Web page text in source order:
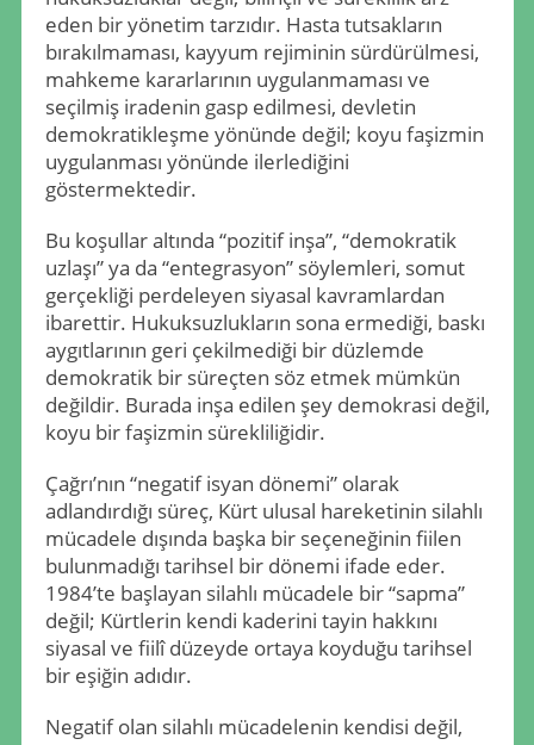
eden bir yönetim tarzıdır. Hasta tutsakların
bırakılmaması, kayyum rejiminin sürdürülmesi,
mahkeme kararlarının uygulanmaması ve
seçilmiş iradenin gasp edilmesi, devletin
demokratikleşme yönünde değil; koyu faşizmin
uygulanması yönünde ilerlediğini
göstermektedir.
Bu koşullar altında “pozitif inşa”, “demokratik
uzlaşı” ya da “entegrasyon” söylemleri, somut
gerçekliği perdeleyen siyasal kavramlardan
ibarettir. Hukuksuzlukların sona ermediği, baskı
aygıtlarının geri çekilmediği bir düzlemde
demokratik bir süreçten söz etmek mümkün
değildir. Burada inşa edilen şey demokrasi değil,
koyu bir faşizmin sürekliliğidir.
Çağrı’nın “negatif isyan dönemi” olarak
adlandırdığı süreç, Kürt ulusal hareketinin silahlı
mücadele dışında başka bir seçeneğinin fiilen
bulunmadığı tarihsel bir dönemi ifade eder.
1984’te başlayan silahlı mücadele bir “sapma”
değil; Kürtlerin kendi kaderini tayin hakkını
siyasal ve fiilî düzeyde ortaya koyduğu tarihsel
bir eşiğin adıdır.
Negatif olan silahlı mücadelenin kendisi değil,